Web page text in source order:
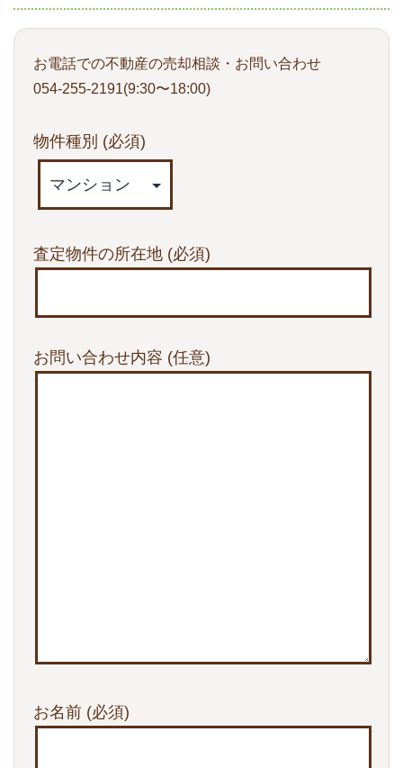
お電話での不動産の売却相談・お問い合わせ
054-255-2191(9:30〜18:00)
物件種別 (必須)
査定物件の所在地 (必須)
お問い合わせ内容 (任意)
お名前 (必須)